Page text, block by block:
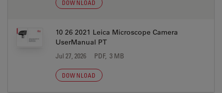
DOWNLOAD
10 26 2021 Leica Microscope Camera
UserManual PT
Jul 27, 2026 PDF, 3 MB
DOWNLOAD